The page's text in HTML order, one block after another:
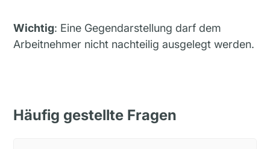
Wichtig: Eine Gegendarstellung darf dem
Arbeitnehmer nicht nachteilig ausgelegt werden.
Häufig gestellte Fragen